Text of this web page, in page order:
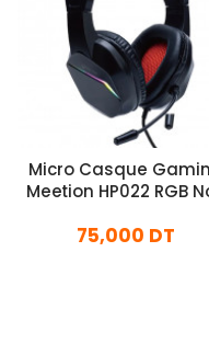
Micro Casque
Meetion HP022 RGB
75,000 DT